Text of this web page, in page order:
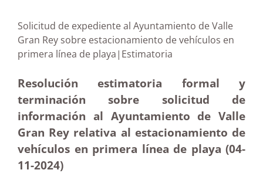
Solicitud de expediente al Ayuntamiento de Valle
Gran Rey sobre estacionamiento de vehículos en
primera línea de playa|Estimatoria
Resolución estimatoria formal y
terminación sobre solicitud de
información al Ayuntamiento de Valle
Gran Rey relativa al estacionamiento de
vehículos en primera línea de playa (04-
11-2024)